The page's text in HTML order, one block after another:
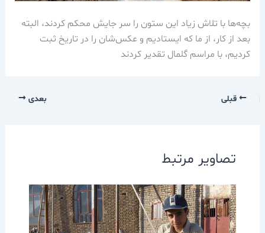
بچه‌ها با تلاش زياد اين ستون را سر جايش محكم كردند، البته
بعد از كار، از ما كه ايستاديم و عكس‌شان را در تاريخ ثبت
كرديم، با مراسم گلمال تقدير كردند
قبلی بعدی
تصاویر مرتبط